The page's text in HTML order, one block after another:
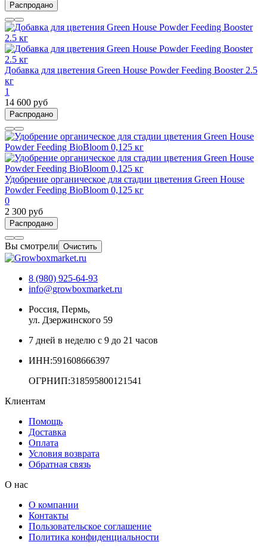
Распродано
Добавка для цветения Green House Powder Feeding Booster 2.5
кг
1
14 600 руб
Распродано
Удобрение органическое для стадии цветения Green House
Powder Feeding BioBloom 0,125 кг
0
2 300 руб
Распродано
Вы смотрели Очистить
8 (980) 925-64-93
info@growboxmarket.ru
Россия, Пермь,
ул. Дзержинского 59
7 дней в неделю с 9 до 21 часов
ИНН:591608666397
ОГРНИП:318595800121541
Клиентам
Помощь
Доставка
Оплата
Условия возврата
Обратная связь
О нас
О компании
Контакты
Пользовательское соглашение
Политика конфиденциальности